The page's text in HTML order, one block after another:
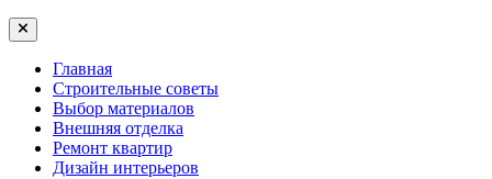
Главная
Строительные советы
Выбор материалов
Внешняя отделка
Ремонт квартир
Дизайн интерьеров